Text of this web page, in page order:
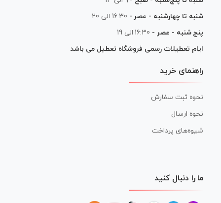
شنبه تا چهارشنبه - عصر - 16:30 الی 20
پنج شنبه - عصر - 16:30 الی 19
ایام تعطیلات رسمی فروشگاه تعطیل می باشد
راهنمای خرید
نحوه ثبت سفارش
نحوه ارسال
شیوه‌های پرداخت
ما را دنبال کنید